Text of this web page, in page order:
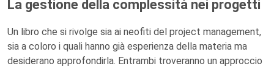
La gestione della complessità nei progetti
Un libro che si rivolge sia ai neofiti del project management,
sia a coloro i quali hanno già esperienza della materia ma
desiderano approfondirla. Entrambi troveranno un approccio